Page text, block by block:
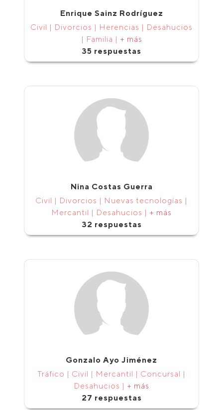
Enrique Sainz Rodríguez
Civil | Divorcios | Herencias | Desahucios
| Familia | + más
35 respuestas
Nina Costas Guerra
Civil | Divorcios | Nuevas tecnologías |
Mercantil | Desahucios | + más
32 respuestas
Gonzalo Ayo Jiménez
Tráfico | Civil | Mercantil | Concursal |
Desahucios | + más
27 respuestas